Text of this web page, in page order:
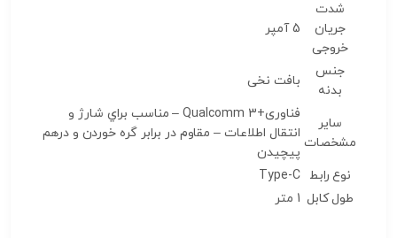
شدت
جریان
خروجی
5 آمپر
جنس
بدنه
بافت نخی
سایر
مشخصات
فناوری+3 Qualcomm – مناسب براي شارژ و
انتقال اطلاعات – مقاوم در برابر گره خوردن و درهم
پيچيدن
نوع رابط
Type-C
طول کابل 1 متر